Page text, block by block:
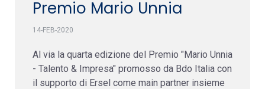
Premio Mario Unnia
14-FEB-2020
Al via la quarta edizione del Premio "Mario Unnia
- Talento & Impresa" promosso da Bdo Italia con
il supporto di Ersel come main partner insieme